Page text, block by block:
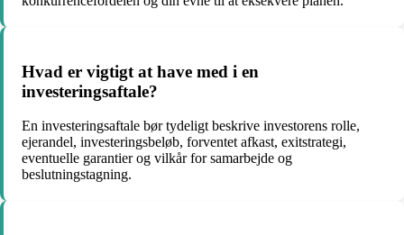
Hvad er vigtigt at have med i en
investeringsaftale?
En investeringsaftale bør tydeligt beskrive investorens rolle,
ejerandel, investeringsbeløb, forventet afkast, exitstrategi,
eventuelle garantier og vilkår for samarbejde og
beslutningstagning.